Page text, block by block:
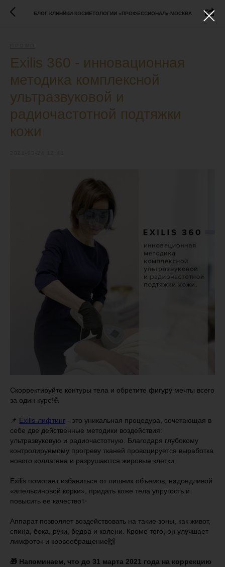
БЛОГ КЛИНИКИ КОСМЕТОЛОГИИ «ПРОФЕССИОНАЛ»-МОСКВА
Exilis 360 - инновационная
методика комплексной
ультразвуковой и
радиочастотной подтяжки
кожи
Скорректируйте контуры тела и обретите фигуру мечты всего
за один курс!💪
📌 Exilis-лифтинг - это уникальная процедура, сочетающая в
себе две действенные методики воздействия:
ультразвуковую и радиочастотную. Благодаря глубокому
контролируемому прогреву тканей провоцируется выработка
нового коллагена и разрушаются жировые клетки
Exilis помогает избавиться от лишних объемов, надоедливой
«апельсиновой корки», придать коже тела упругость и
повысить ее качество✨
Аппарат позволяет воздействовать на такие зоны, как живот,
спина, бока, руки, бедра и колени. Кроме того, он улучшает
лимфоток и кровообращение🙌
🎁 Напоминаем, что до 31 марта 2021 года на коррекцию